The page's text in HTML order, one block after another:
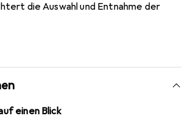
die Auswahl und Entnahme der
einen Blick